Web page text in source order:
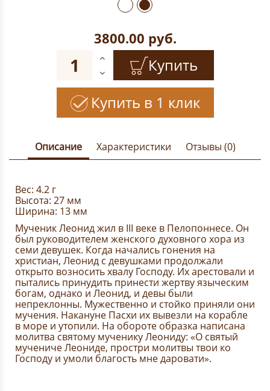
3800.00 руб.
Купить
Купить в 1 клик
Описание Характеристики Отзывы (0)
Вес: 4.2 г
Высота: 27 мм
Ширина: 13 мм
Мученик Леонид жил в III веке в Пелопоннесе. Он
был руководителем женского духовного хора из
семи девушек. Когда начались гонения на
христиан, Леонид с девушками продолжали
открыто возносить хвалу Господу. Их арестовали и
пытались принудить принести жертву языческим
богам, однако и Леонид, и девы были
непреклонны. Мужественно и стойко приняли они
мучения. Накануне Пасхи их вывезли на корабле
в море и утопили. На обороте образка написана
молитва святому мученику Леониду: «О святый
мучениче Леониде, простри молитвы твои ко
Господу и умоли благость мне даровати».